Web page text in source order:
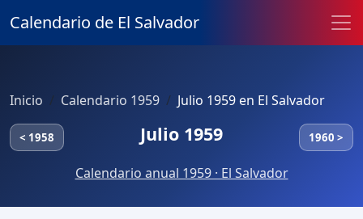
Calendario de El Salvador
Inicio Calendario 1959 Julio 1959 en El Salvador
< 1958 Julio 1959 1960 >
Calendario anual 1959 · El Salvador